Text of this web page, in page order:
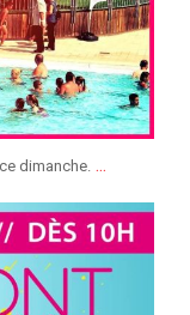
dimanche. ...